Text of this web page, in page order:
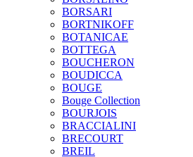
BORSARI
BORTNIKOFF
BOTANICAE
BOTTEGA
BOUCHERON
BOUDICCA
BOUGE
Bouge Collection
BOURJOIS
BRACCIALINI
BRECOURT
BREIL